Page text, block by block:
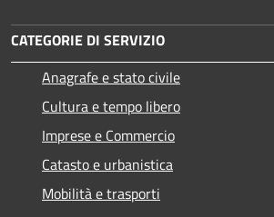
CATEGORIE DI SERVIZIO
Anagrafe e stato civile
Cultura e tempo libero
Imprese e Commercio
Catasto e urbanistica
Mobilità e trasporti